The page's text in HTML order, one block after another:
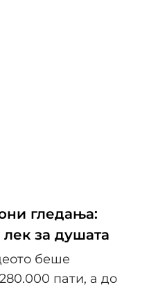
гледања:
за душата
беше
пати, а до